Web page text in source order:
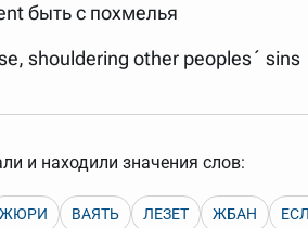
буквы. Например, в
"***м***ов поэт" (без кавычек).
вверх или вниз за
быть с похмелья
shouldering other peoples´ sins
и находили значения слов:
ЖЮРИ ВАЯТЬ ЛЕЗЕТ ЖБАН